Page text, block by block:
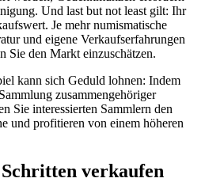
Und last but not least gilt: Ihr
Je mehr numismatische
und eigene Verkaufserfahrungen
Sie den Markt einzuschätzen.
kann sich Geduld lohnen: Indem
zusammengehöriger
Sie interessierten Sammlern den
und profitieren von einem höheren
verkaufen